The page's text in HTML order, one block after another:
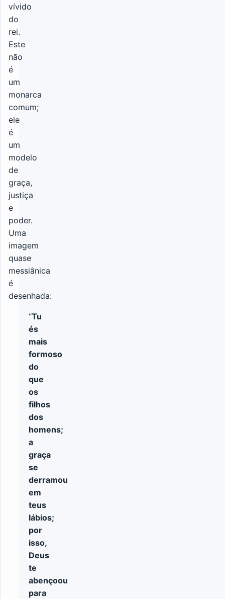
vívido
do
rei.
Este
não
é
um
monarca
comum;
ele
é
um
modelo
de
graça,
justiça
e
poder.
Uma
imagem
quase
messiânica
é
desenhada:
“Tu
és
mais
formoso
do
que
os
filhos
dos
homens;
a
graça
se
derramou
em
teus
lábios;
por
isso,
Deus
te
abençoou
para